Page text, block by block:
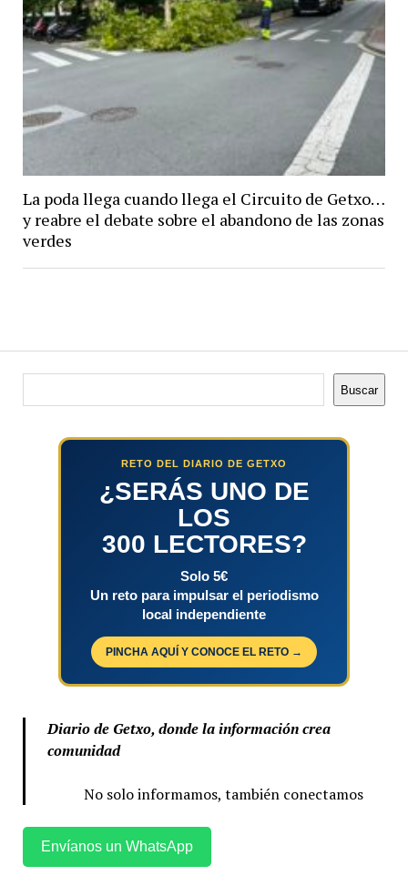
La poda llega cuando llega el Circuito de Getxo…
y reabre el debate sobre el abandono de las zonas
verdes
Buscar
RETO DEL DIARIO DE GETXO
¿SERÁS UNO DE
LOS
300 LECTORES?
Solo 5€
Un reto para impulsar el periodismo
local independiente
PINCHA AQUÍ Y CONOCE EL RETO →
Diario de Getxo, donde la información crea
comunidad
No solo informamos, también conectamos
Envíanos un WhatsApp